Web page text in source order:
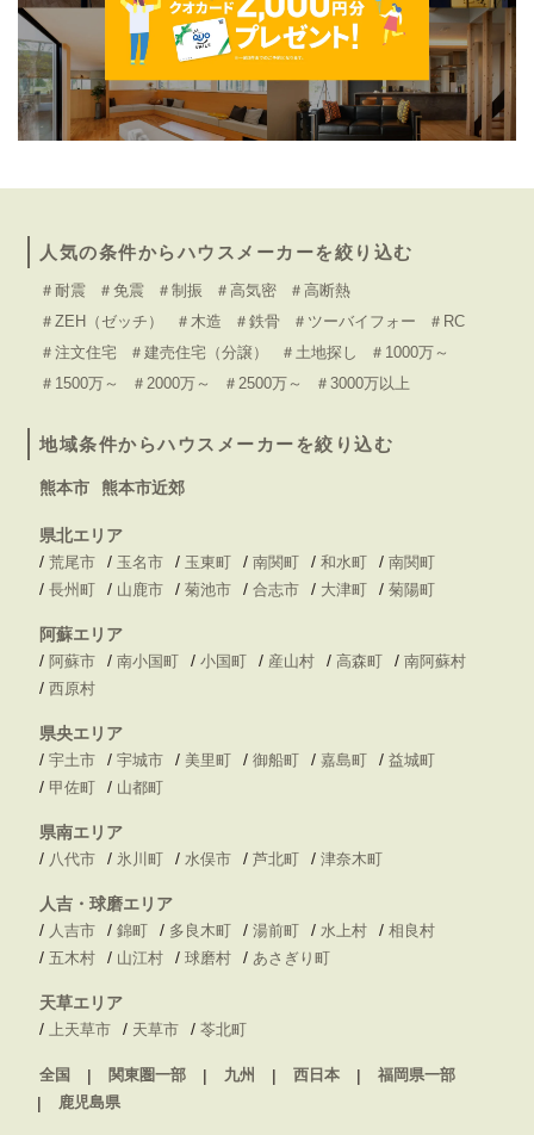
人気の条件からハウスメーカーを絞り込む
＃耐震 ＃免震 ＃制振 ＃高気密
＃高断熱
＃ZEH（ゼッチ）
＃木造 ＃鉄骨 ＃ツーバイフォー
＃RC
＃注文住宅
＃建売住宅（分譲） ＃土地探し
＃1000万～
＃1500万～
＃2000万～ ＃2500万～ ＃3000万以上
地域条件からハウスメーカーを絞り込む
熊本市 熊本市近郊
県北エリア
/ 荒尾市 / 玉名市 / 玉東町 / 南関町 / 和水町 / 南関町
/ 長州町 / 山鹿市 / 菊池市 / 合志市 / 大津町 / 菊陽町
阿蘇エリア
/ 阿蘇市 / 南小国町 / 小国町 / 産山村 / 高森町 / 南阿蘇村
/ 西原村
県央エリア
/ 宇土市 / 宇城市 / 美里町 / 御船町 / 嘉島町 / 益城町
/ 甲佐町 / 山都町
県南エリア
/ 八代市 / 氷川町 / 水俣市 / 芦北町 / 津奈木町
人吉・球磨エリア
/ 人吉市 / 錦町 / 多良木町 / 湯前町 / 水上村 / 相良村
/ 五木村 / 山江村 / 球磨村 / あさぎり町
天草エリア
/ 上天草市 / 天草市 / 苓北町
全国 関東圏一部 九州 西日本
福岡県一部
鹿児島県